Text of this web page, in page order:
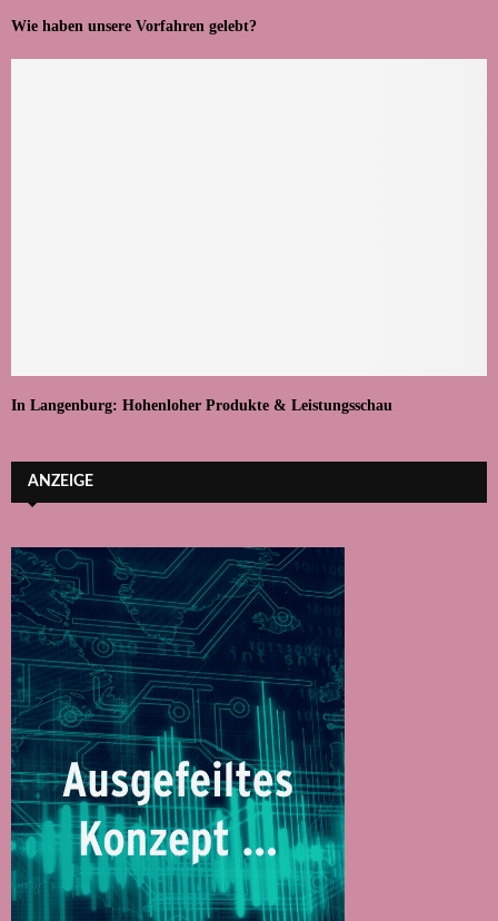
Wie haben unsere Vorfahren gelebt?
In Langenburg: Hohenloher Produkte & Leistungsschau
ANZEIGE